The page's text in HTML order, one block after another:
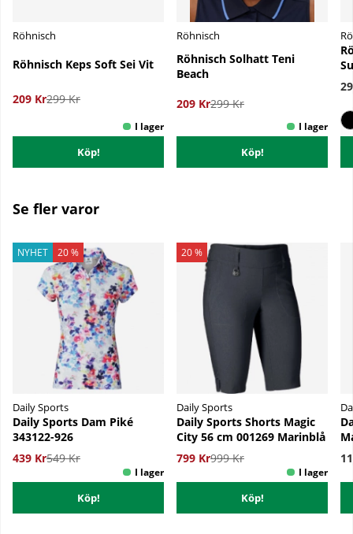
Röhnisch
Röhnisch Keps Soft Sei Vit
209 Kr299 Kr
Köp!
Röhnisch
Röhnisch Solhatt Teni
Beach
209 Kr299 Kr
Köp!
Se fler varor
NYHET 20 %
Daily Sports
Daily Sports Dam Piké
343122-926
439 Kr549 Kr
Köp!
20 %
Daily Sports
Daily Sports Shorts Magic
City 56 cm 001269 Marinblå
799 Kr999 Kr
Köp!